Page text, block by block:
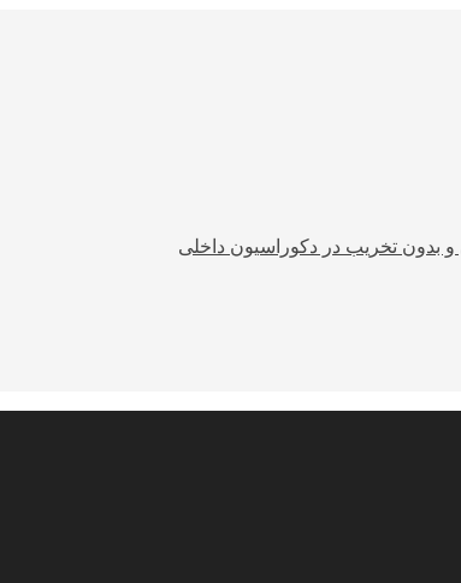
و بدون تخریب در دکوراسیون داخلی